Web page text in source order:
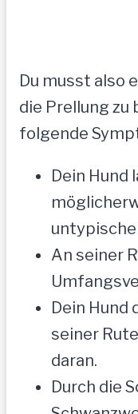
Du musst also
die Prellung zu
folgende
Dein Hund
An seiner
Dein Hund
seiner
daran.
Durch die